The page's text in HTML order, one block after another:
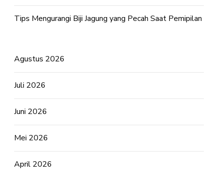
Tips Mengurangi Biji Jagung yang Pecah Saat Pemipilan
Agustus 2026
Juli 2026
Juni 2026
Mei 2026
April 2026